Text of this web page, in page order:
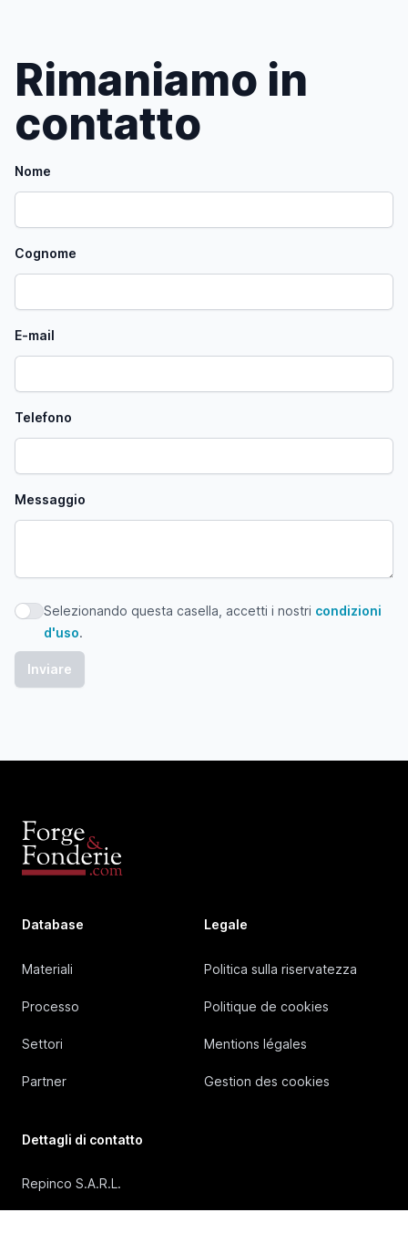
Rimaniamo in
contatto
Nome
Cognome
E-mail
Telefono
Messaggio
Selezionando questa casella, accetti i nostri condizioni
Selezionando questa casella, accetti i nostri condizioni
d'uso.
Database
Materiali
Processo
Settori
Partner
Legale
Politica sulla riservatezza
Politique de cookies
Mentions légales
Gestion des cookies
Dettagli di contatto
Repinco S.A.R.L.